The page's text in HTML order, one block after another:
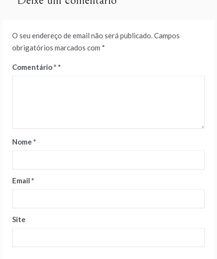
O seu endereço de email não será publicado.Campos
obrigatórios marcados com *
Comentário*
Nome *
Email *
Site